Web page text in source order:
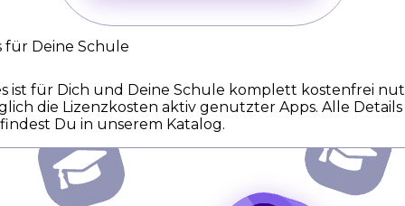
für Deine Schule
ist für Dich und Deine Schule komplett kostenfrei
die Lizenzkosten aktiv genutzter Apps. Alle
Du in unserem Katalog.